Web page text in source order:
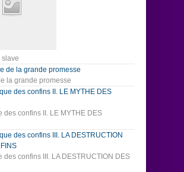
slave
la grande promesse
des confins II. LE MYTHE DES
des confins III. LA DESTRUCTION DES